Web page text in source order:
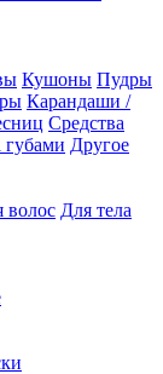
Кушоны Пудры
Карандаши /
Средства
губами Другое
волос Для тела